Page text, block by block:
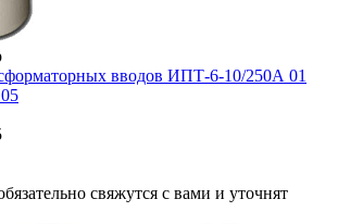
вводов ИПТ-6-10/250А 01
свяжутся с вами и уточнят